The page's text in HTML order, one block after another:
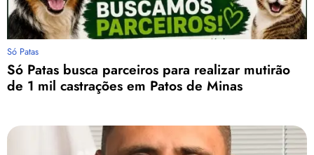
Só Patas
Só Patas busca parceiros para realizar mutirão
de 1 mil castrações em Patos de Minas